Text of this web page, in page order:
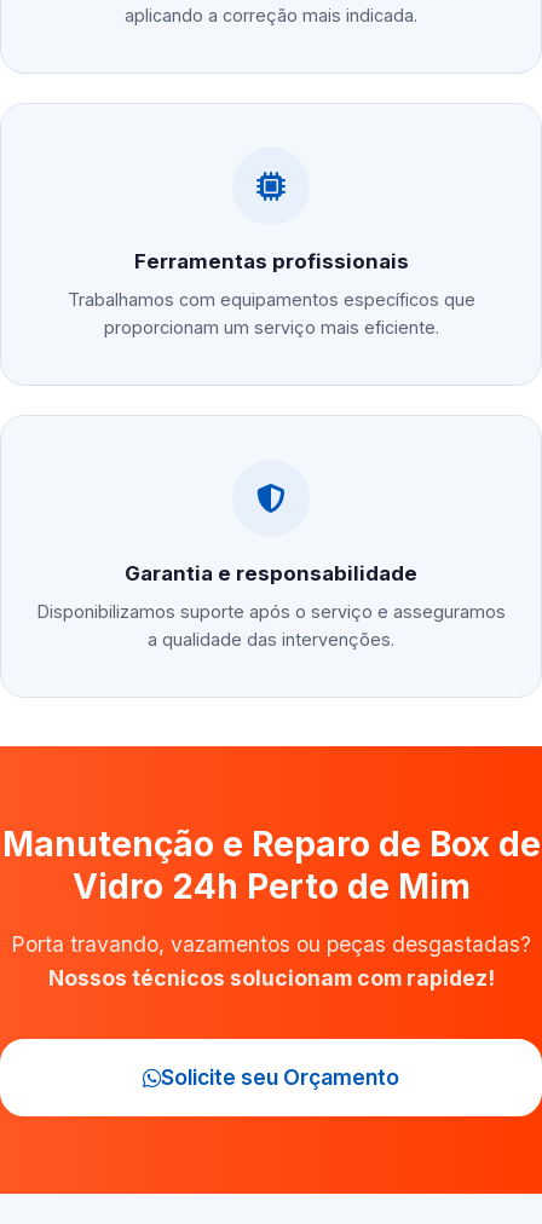
aplicando a correção mais indicada.
Ferramentas profissionais
Trabalhamos com equipamentos específicos que
proporcionam um serviço mais eficiente.
Garantia e responsabilidade
Disponibilizamos suporte após o serviço e asseguramos
a qualidade das intervenções.
Manutenção e Reparo de Box de
Vidro 24h Perto de Mim
Porta travando, vazamentos ou peças desgastadas?
Nossos técnicos solucionam com rapidez!
Solicite seu Orçamento